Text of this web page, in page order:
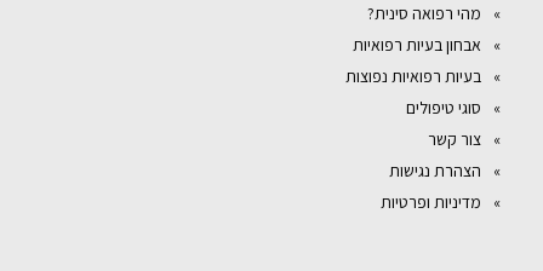
מהי רפואה סינית?
אבחון בעיות רפואיות
בעיות רפואיות נפוצות
סוגי טיפולים
צור קשר
הצהרת נגישות
מדיניות ופרטיות